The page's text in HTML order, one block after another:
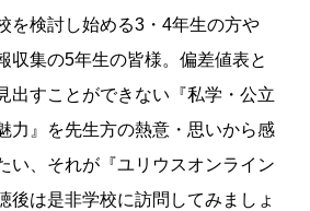
を検討し始める3・4年生の方や
収集の5年生の皆様。偏差値表と
出すことができない『私学・公立
力』を先生方の熱意・思いから感
い、それが『ユリウスオンライン
後は是非学校に訪問してみましょ